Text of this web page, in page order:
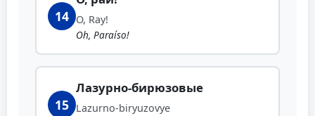
14 O, Ray!
Oh, Paraíso!
15
Лазурно-бирюзовые
Lazurno-biryuzovye